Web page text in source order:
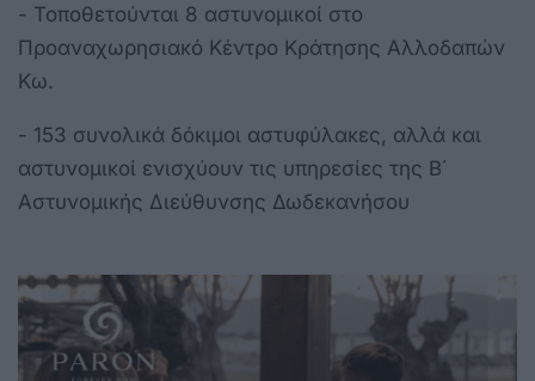
- Τοποθετούνται 8 αστυνομικοί στο
Προαναχωρησιακό Κέντρο Κράτησης Αλλοδαπών
Κω.
- 153 συνολικά δόκιμοι αστυφύλακες, αλλά και
αστυνομικοί ενισχύουν τις υπηρεσίες της Β΄
Αστυνομικής Διεύθυνσης Δωδεκανήσου